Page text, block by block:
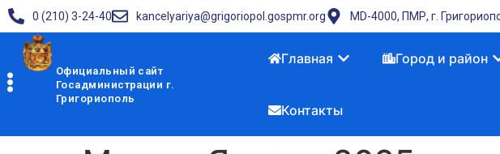
0 (210) 3-24-40 kancelyariya@grigoriopol.gospmr.org MD-4000, ПМР, г.
Официальный сайт
Госадминистрации г.
Григориополь
Главная Город и район
Контакты